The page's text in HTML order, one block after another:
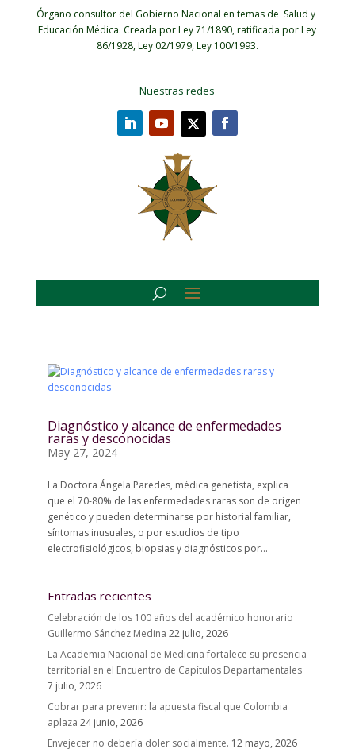
Órgano consultor del Gobierno Nacional en temas de Salud y
Educación Médica. Creada por Ley 71/1890, ratificada por Ley
86/1928, Ley 02/1979, Ley 100/1993.
Nuestras redes
Diagnóstico y alcance de enfermedades
raras y desconocidas
May 27, 2024
La Doctora Ángela Paredes, médica genetista, explica
que el 70-80% de las enfermedades raras son de origen
genético y pueden determinarse por historial familiar,
síntomas inusuales, o por estudios de tipo
electrofisiológicos, biopsias y diagnósticos por...
Entradas recientes
Celebración de los 100 años del académico honorario
Guillermo Sánchez Medina 22 julio, 2026
La Academia Nacional de Medicina fortalece su presencia
territorial en el Encuentro de Capítulos Departamentales
7 julio, 2026
Cobrar para prevenir: la apuesta fiscal que Colombia
aplaza 24 junio, 2026
Envejecer no debería doler socialmente. 12 mayo, 2026